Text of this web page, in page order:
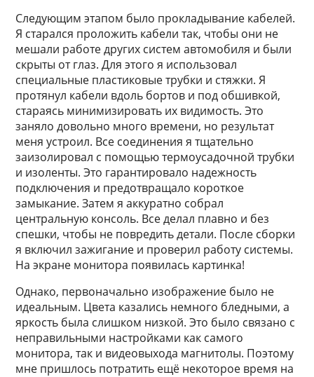
Следующим этапом было прокладывание кабелей.
Я старался проложить кабели так, чтобы они не
мешали работе других систем автомобиля и были
скрыты от глаз. Для этого я использовал
специальные пластиковые трубки и стяжки. Я
протянул кабели вдоль бортов и под обшивкой,
стараясь минимизировать их видимость. Это
заняло довольно много времени, но результат
меня устроил. Все соединения я тщательно
заизолировал с помощью термоусадочной трубки
и изоленты. Это гарантировало надежность
подключения и предотвращало короткое
замыкание. Затем я аккуратно собрал
центральную консоль. Все делал плавно и без
спешки, чтобы не повредить детали. После сборки
я включил зажигание и проверил работу системы.
На экране монитора появилась картинка!
Однако, первоначально изображение было не
идеальным. Цвета казались немного бледными, а
яркость была слишком низкой. Это было связано с
неправильными настройками как самого
монитора, так и видеовыхода магнитолы. Поэтому
мне пришлось потратить ещё некоторое время на